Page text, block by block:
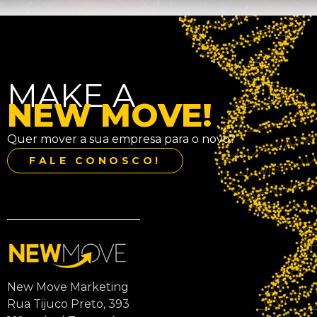
MAKE A
NEW MOVE!
Quer mover a sua empresa para o novo?
FALE CONOSCO!
New Move Marketing
Rua Tijuco Preto, 393